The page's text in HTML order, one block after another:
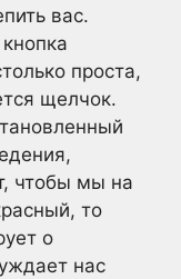
вас.
проста,
щелчок.
чтобы мы на
то
о
нас